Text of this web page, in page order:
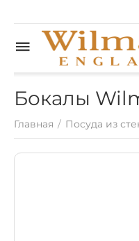
Бокалы
Главная / Посуда из